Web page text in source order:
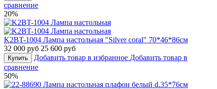
сравнение
20%
K2BT-1004 Лампа настольная "Silver coral" 70*46*86см
32 000 руб 25 600 руб
Купить Добавить товар в избранное Добавить товар в
сравнение
50%